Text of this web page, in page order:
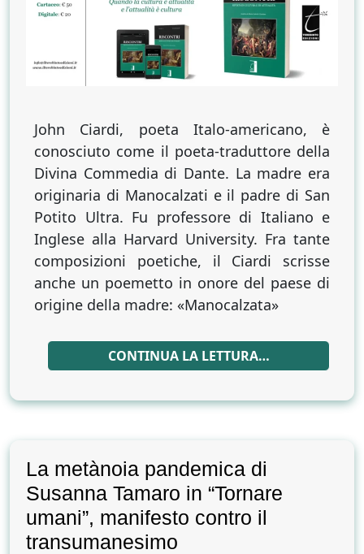
John Ciardi, poeta Italo-americano, è
conosciuto come il poeta-traduttore della
Divina Commedia di Dante. La madre era
originaria di Manocalzati e il padre di San
Potito Ultra. Fu professore di Italiano e
Inglese alla Harvard University. Fra tante
composizioni poetiche, il Ciardi scrisse
anche un poemetto in onore del paese di
origine della madre: «Manocalzata»
CONTINUA LA LETTURA…
La metànoia pandemica di
Susanna Tamaro in “Tornare
umani”, manifesto contro il
transumanesimo